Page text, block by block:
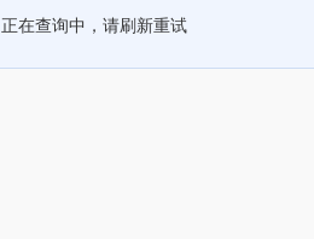
正在查询中，请刷新重试